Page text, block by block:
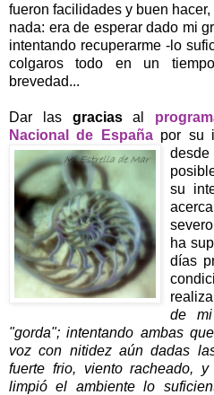
fueron facilidades y buen
nada: era de esperar dado mi
intentando recuperarme -lo
colgaros todo en un
brevedad...
Dar las graciasal
Nacional de España por su
su
ha
días
de
"gorda"; intentando ambas
voz con nitidez aún dadas
fuerte frio, viento racheado,
limpió el ambiente lo